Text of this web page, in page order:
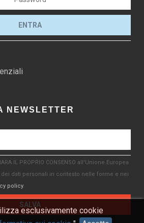
NEWSLETTER
IL PROPRIO CONSENSO all'Unione Europea
dei dati personali in contesto nelle forme e nei
policy.
esclusivamente cookie